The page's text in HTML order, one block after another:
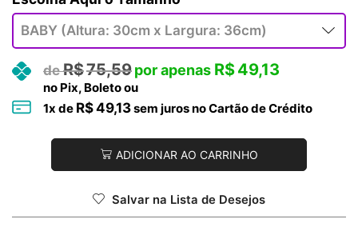
R$75,59 R$49,13
no Pix, Boleto ou
1x de R$49,13sem juros no Cartão de Crédito
ADICIONAR AO CARRINHO
Salvar na Lista de Desejos